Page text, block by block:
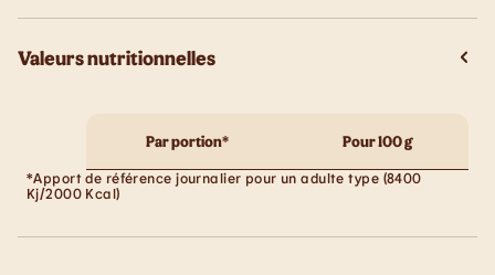
Valeurs nutritionnelles
Par portion* Pour 100 g
*Apport de référence journalier pour un adulte type (8400
Kj/2000 Kcal)